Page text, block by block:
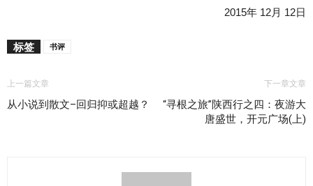
2015年 12月 12日
标签 书评
上一篇文章
从小说到散文–回归抑或超越？
下一章文章
“寻根之旅”陕西行之四：夜游大
唐盛世，开元广场(上)